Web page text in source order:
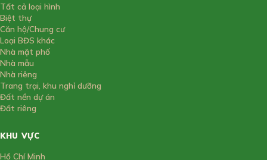
Tất cả loại hình
Biệt thự
Căn hộ/Chung cư
Loại BĐS khác
Nhà mặt phố
Nhà mẫu
Nhà riêng
Trang trại, khu nghỉ dưỡng
Đất nền dự án
Đất riêng
KHU VỰC
Hồ Chí Minh